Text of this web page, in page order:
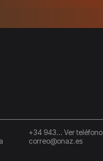
+34 943... Ver teléfono
correo@onaz.es